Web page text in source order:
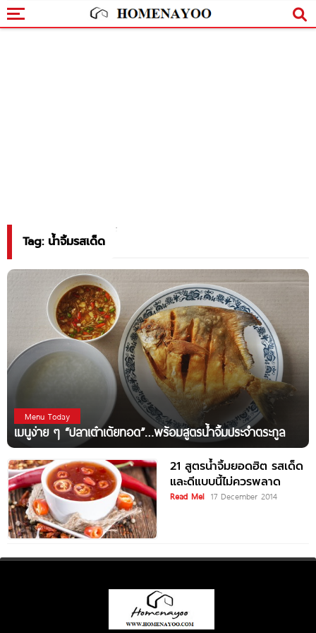
Tag: น้ำจิ้มรสเด็ด
Menu Today
เมนูง่าย ๆ “ปลาเต๋าเต้ยทอด”…พร้อมสูตรน้ำจิ้มประจำตระกูล
21 สูตรน้ำจิ้มยอดฮิต รสเด็ด
และดีแบบนี้ไม่ควรพลาด
Read Me! 17 December 2014